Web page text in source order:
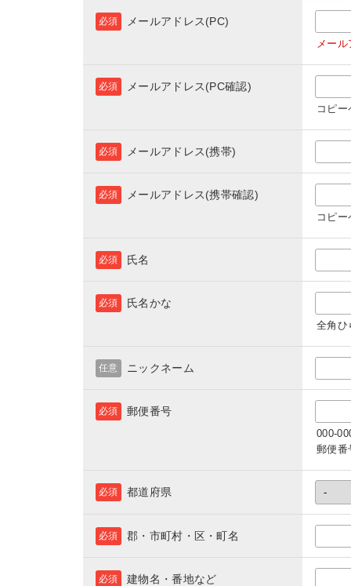
メールアドレス(PC)
必須
メー
メールアドレス(PC確認)
必須
コピ
メールアドレス(携帯)
必須
メールアドレス(携帯確認)
必須
コピ
氏名
必須
氏名かな
必須
全角ひ
ニックネーム
任意
郵便番号
必須
000-
郵便番
都道府県
必須
郡・市町村・区・町名
必須
建物名・番地など
必須